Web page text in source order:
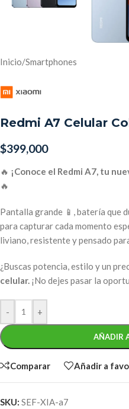
Inicio/Smartphones
Redmi A7 Celular
$399,000
🔥 ¡Conoce el Redmi A7, tu
🔥
Pantalla grande 📱, batería que
para capturar cada momento
liviano, resistente y pensado
¿Buscas potencia, estilo y un
celular. ¡No dejes pasar la
- +
AÑADIR
Comparar Añadir a
SKU: SEF-XIA-a7